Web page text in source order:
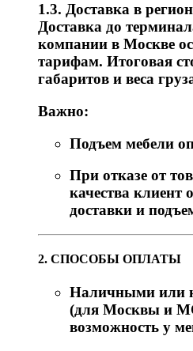
1.3. Доставка в
Доставка до
компании в Москве
тарифам. Итоговая
габаритов и веса
Важно:
Подъем мебели
При отказе от
качества клиент
доставки и
2. СПОСОБЫ ОПЛАТЫ
Наличными или
(для Москвы и
возможность у